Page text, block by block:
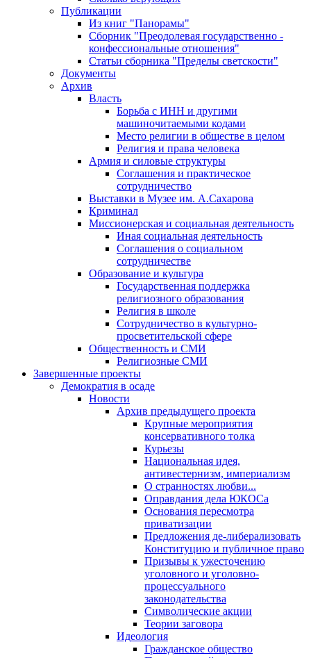
Публикации
Из книг "Панорамы"
Сборник "Преодолевая государственно -
конфессиональные отношения"
Статьи сборника "Пределы светскости"
Документы
Архив
Власть
Борьба с ИНН и другими
машиночитаемыми кодами
Место религии в обществе в целом
Религия и права человека
Армия и силовые структуры
Соглашения и практическое
сотрудничество
Выставки в Музее им. А.Сахарова
Криминал
Миссионерская и социальная деятельность
Иная социальная деятельность
Соглашения о социальном
сотрудничестве
Образование и культура
Государственная поддержка
религиозного образования
Религия в школе
Сотрудничество в культурно-
просветительской сфере
Общественность и СМИ
Религиозные СМИ
Завершенные проекты
Демократия в осаде
Новости
Архив предыдущего проекта
Крупные мероприятия
консервативного толка
Курьезы
Национальная идея,
антивестернизм, империализм
О странностях любви...
Оправдания дела ЮКОСа
Основания пересмотра
приватизации
Предложения де-либерализовать
Конституцию и публичное право
Призывы к ужесточению
уголовного и уголовно-
процессуального
законодательства
Символические акции
Теории заговора
Идеология
Гражданское общество